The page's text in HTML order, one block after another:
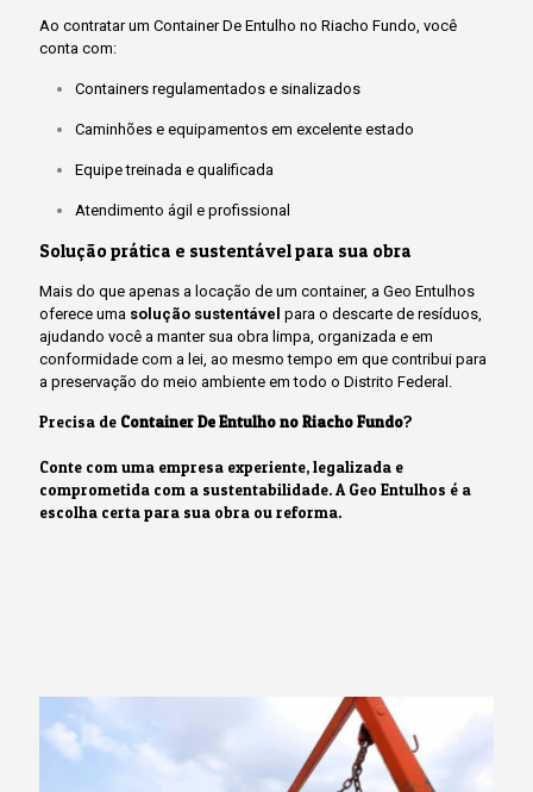
Ao contratar um Container De Entulho no Riacho Fundo, você
conta com:
Containers regulamentados e sinalizados
Caminhões e equipamentos em excelente estado
Equipe treinada e qualificada
Atendimento ágil e profissional
Solução prática e sustentável para sua obra
Mais do que apenas a locação de um container, a Geo Entulhos
oferece uma solução sustentável para o descarte de resíduos,
ajudando você a manter sua obra limpa, organizada e em
conformidade com a lei, ao mesmo tempo em que contribui para
a preservação do meio ambiente em todo o Distrito Federal.
Precisa de Container De Entulho no Riacho Fundo?
Conte com uma empresa experiente, legalizada e
comprometida com a sustentabilidade. A Geo Entulhos é a
escolha certa para sua obra ou reforma.